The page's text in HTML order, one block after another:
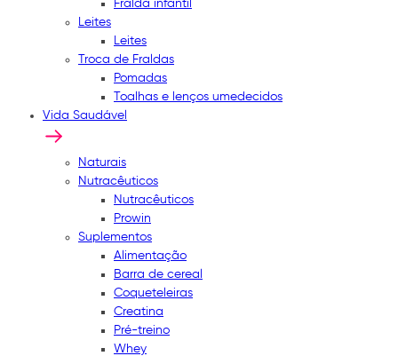
Fralda infantil
Leites
Leites
Troca de Fraldas
Pomadas
Toalhas e lenços umedecidos
Vida Saudável
Naturais
Nutracêuticos
Nutracêuticos
Prowin
Suplementos
Alimentação
Barra de cereal
Coqueteleiras
Creatina
Pré-treino
Whey